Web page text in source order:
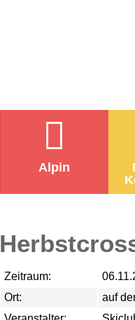
Alpin
Zeitraum:
Ort:
auf